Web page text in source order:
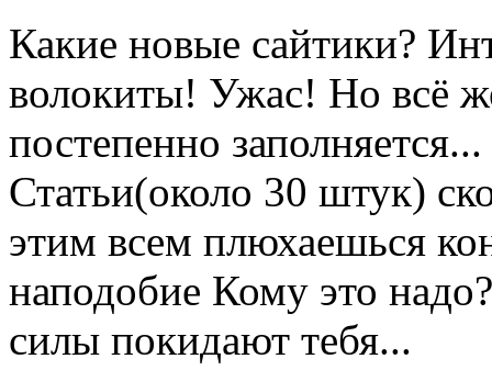
Какие новые сайтики?
волокиты! Ужас! Но всё
постепенно
Статьи(около 30 штук)
этим всем плюхаешься
наподобие Кому это
силы покидают тебя...